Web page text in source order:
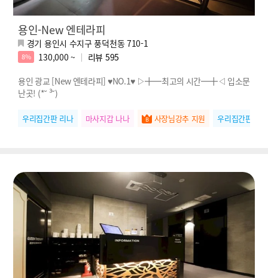
용인-New 엔테라피
경기 용인시 수지구 풍덕천동 710-1
8% 130,000 ~ 리뷰 595
용인 광교 [New 엔테라피] ♥NO.1♥ ▷╋━최고의 시간━╋◁ 입소문
난곳! (*˘ ³˘)
우리집간판 리나 마사지갑 나나 사장님강추 지원 우리집간판 민아